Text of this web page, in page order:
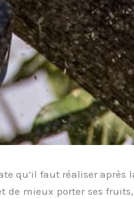
qu’il faut réaliser après
de mieux porter ses